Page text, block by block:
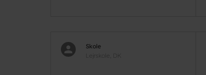
Skole
Lejrskole, DK